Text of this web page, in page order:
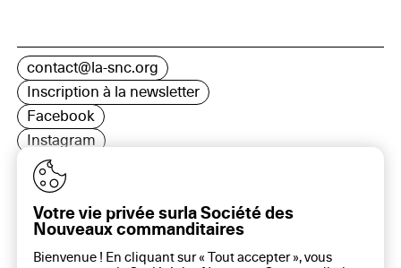
contact@la-snc.org
Inscription à la newsletter
Facebook
Instagram
LinkedIn
16 rue Rambuteau, 75003 Paris
Votre vie privée surla Société des
Nouveaux commanditaires
Bienvenue ! En cliquant sur « Tout accepter », vous